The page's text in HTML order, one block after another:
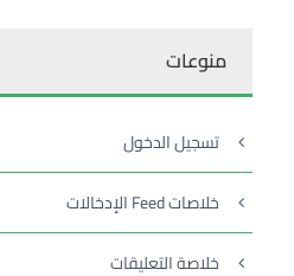
منوعات
تسجيل الدخول
خلاصات Feed الإدخالات
خلاصة التعليقات